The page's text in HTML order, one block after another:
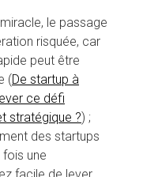
miracle, le passage
risquée, car
peut être
(De startup à
ce défi
stratégique ?) ;
des startups
fois une